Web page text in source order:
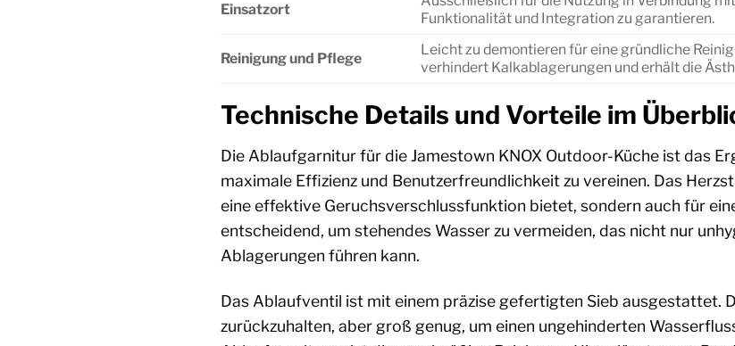
Einsatzort
Funktionalität und Integration zu garantieren.
Reinigung und Pflege
Leicht zu demontieren für eine gründliche
verhindert Kalkablagerungen und erhält die
Technische Details und Vorteile im
Die Ablaufgarnitur für die Jamestown KNOX Outdoor-Küche ist das
maximale Effizienz und Benutzerfreundlichkeit zu vereinen. Das
eine effektive Geruchsverschlussfunktion bietet, sondern auch für
entscheidend, um stehendes Wasser zu vermeiden, das nicht nur
Ablagerungen führen kann.
Das Ablaufventil ist mit einem präzise gefertigten Sieb ausgestattet.
zurückzuhalten, aber groß genug, um einen ungehinderten